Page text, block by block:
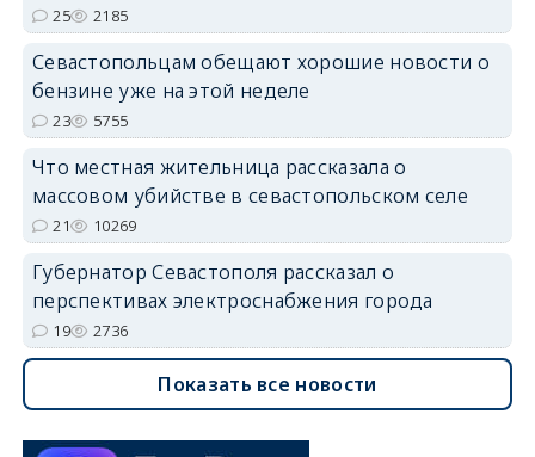
25 2185
Севастопольцам обещают хорошие новости о
бензине уже на этой неделе
23 5755
Что местная жительница рассказала о
массовом убийстве в севастопольском селе
21 10269
Губернатор Севастополя рассказал о
перспективах электроснабжения города
19 2736
Показать все новости